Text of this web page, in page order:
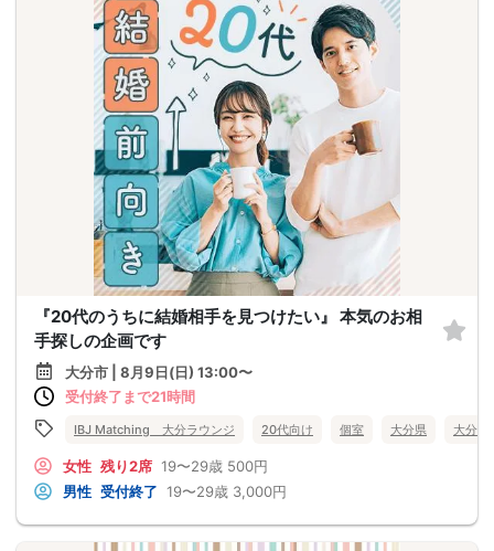
『20代のうちに結婚相手を見つけたい』 本気のお相
手探しの企画です
大分市 | 8月9日(日) 13:00〜
受付終了まで21時間
IBJ Matching 大分ラウンジ 20代向け 個室 大分県 大分市
女性 残り2席 19〜29歳 500円
男性 受付終了 19〜29歳 3,000円